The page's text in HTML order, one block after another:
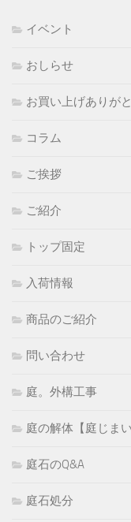
イベント
おしらせ
お買い上げありが
コラム
ご挨拶
ご紹介
トップ固定
入荷情報
商品のご紹介
問い合わせ
庭。外構工事
庭の解体【庭じまい
庭石のQ&A
庭石処分